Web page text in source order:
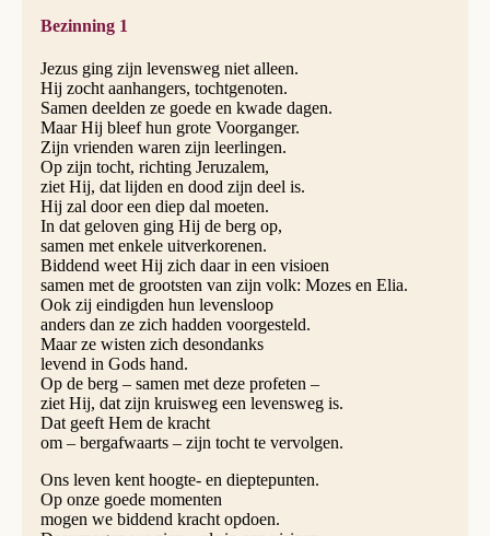
Bezinning 1
Jezus ging zijn levensweg niet alleen.
Hij zocht aanhangers, tochtgenoten.
Samen deelden ze goede en kwade dagen.
Maar Hij bleef hun grote Voorganger.
Zijn vrienden waren zijn leerlingen.
Op zijn tocht, richting Jeruzalem,
ziet Hij, dat lijden en dood zijn deel is.
Hij zal door een diep dal moeten.
In dat geloven ging Hij de berg op,
samen met enkele uitverkorenen.
Biddend weet Hij zich daar in een visioen
samen met de grootsten van zijn volk: Mozes en Elia.
Ook zij eindigden hun levensloop
anders dan ze zich hadden voorgesteld.
Maar ze wisten zich desondanks
levend in Gods hand.
Op de berg – samen met deze profeten –
ziet Hij, dat zijn kruisweg een levensweg is.
Dat geeft Hem de kracht
om – bergafwaarts – zijn tocht te vervolgen.
Ons leven kent hoogte- en dieptepunten.
Op onze goede momenten
mogen we biddend kracht opdoen.